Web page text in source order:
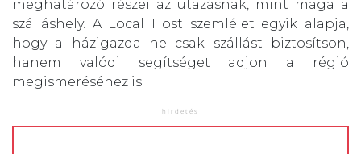
meghatározó részei az utazásnak, mint maga a
szálláshely. A Local Host szemlélet egyik alapja,
hogy a házigazda ne csak szállást biztosítson,
hanem valódi segítséget adjon a régió
megismeréséhez is.